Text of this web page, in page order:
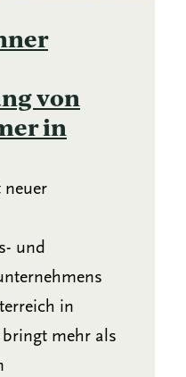
von
in
neuer
und
in
mehr als